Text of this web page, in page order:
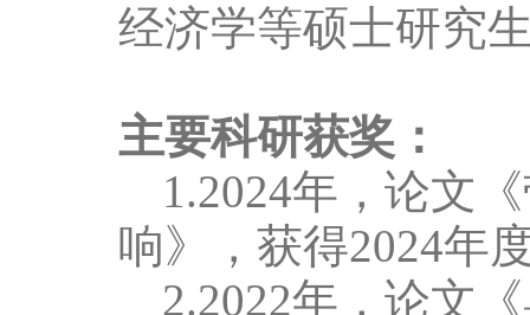
经济学等硕士研究
主要科研获奖：
1.2024年，论文
响》，获得2024年
2.2022年，论文